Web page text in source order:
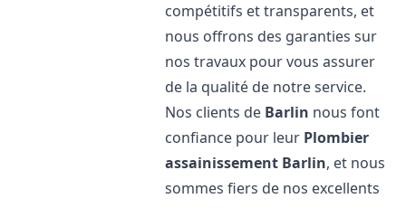
compétitifs et transparents, et
nous offrons des garanties sur
nos travaux pour vous assurer
de la qualité de notre service.
Nos clients de Barlin nous font
confiance pour leur Plombier
assainissement Barlin, et nous
sommes fiers de nos excellents